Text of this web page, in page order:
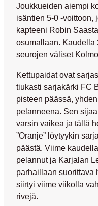
Joukkueiden aiempi
isäntien 5-0 -voittoon,
kapteeni Robin
osumallaan. Kaudella
seurojen väliset
Kettupaidat ovat
tiukasti sarjakärki FC
pisteen päässä,
pelanneena. Sen
varsin vaikea ja tällä
”Oranje” löytyykin
päästä. Viime
pelannut ja Karjalan
parhaillaan suorittava
siirtyi viime viikolla
rivejä.